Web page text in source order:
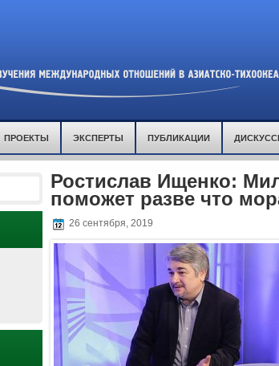
ПРОЕКТЫ ЭКСПЕРТЫ ПУБЛИКАЦИИ
Ростислав Ищенко:
поможет разве что
26 сентября, 2019